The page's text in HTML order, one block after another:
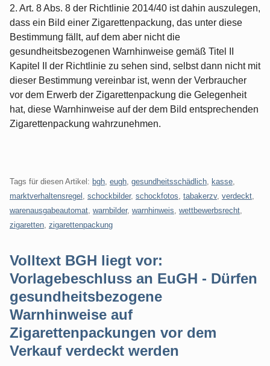
2. Art. 8 Abs. 8 der Richtlinie 2014/40 ist dahin auszulegen,
dass ein Bild einer Zigarettenpackung, das unter diese
Bestimmung fällt, auf dem aber nicht die
gesundheitsbezogenen Warnhinweise gemäß Titel II
Kapitel II der Richtlinie zu sehen sind, selbst dann nicht mit
dieser Bestimmung vereinbar ist, wenn der Verbraucher
vor dem Erwerb der Zigarettenpackung die Gelegenheit
hat, diese Warnhinweise auf der dem Bild entsprechenden
Zigarettenpackung wahrzunehmen.
Tags für diesen Artikel: bgh eugh gesundheitsschädlich kasse
marktverhaltensregel
schockbilder, schockfotos tabakerzv, verdeckt
warenausgabeautomat warnbilder, warnhinweis wettbewerbsrecht
zigaretten zigarettenpackung
Volltext BGH liegt vor:
Vorlagebeschluss an EuGH - Dürfen
gesundheitsbezogene
Warnhinweise auf
Zigarettenpackungen vor dem
Verkauf verdeckt werden